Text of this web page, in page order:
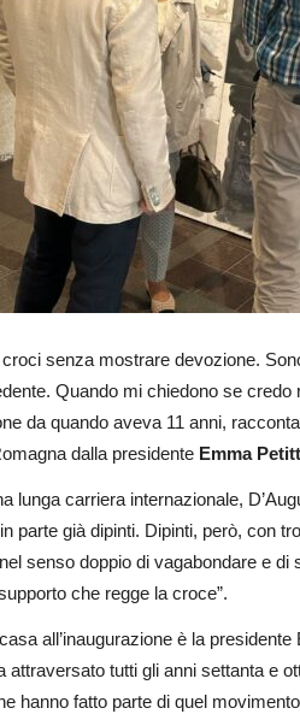
senza mostrare devozione.
Quando mi chiedono se credo
da quando aveva 11 anni,
dalla presidente Emma
lunga carriera internazionale,
parte già dipinti. Dipinti, però, con
nel senso doppio di vagabondare e
che regge la croce”.
all’inaugurazione è la
attraversato tutti gli anni settanta e
hanno fatto parte di quel